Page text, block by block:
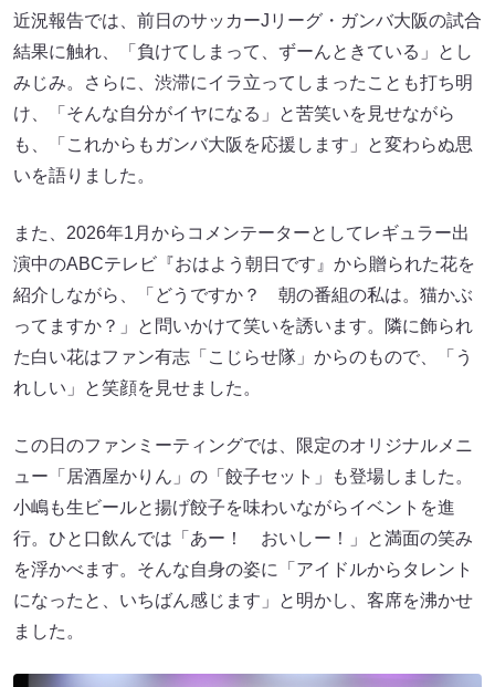
近況報告では、前日のサッカーJリーグ・ガンバ大阪の試合
結果に触れ、「負けてしまって、ずーんときている」とし
みじみ。さらに、渋滞にイラ立ってしまったことも打ち明
け、「そんな自分がイヤになる」と苦笑いを見せながら
も、「これからもガンバ大阪を応援します」と変わらぬ思
いを語りました。
また、2026年1月からコメンテーターとしてレギュラー出
演中のABCテレビ『おはよう朝日です』から贈られた花を
紹介しながら、「どうですか？ 朝の番組の私は。猫かぶ
ってますか？」と問いかけて笑いを誘います。隣に飾られ
た白い花はファン有志「こじらせ隊」からのもので、「う
れしい」と笑顔を見せました。
この日のファンミーティングでは、限定のオリジナルメニ
ュー「居酒屋かりん」の「餃子セット」も登場しました。
小嶋も生ビールと揚げ餃子を味わいながらイベントを進
行。ひと口飲んでは「あー！ おいしー！」と満面の笑み
を浮かべます。そんな自身の姿に「アイドルからタレント
になったと、いちばん感じます」と明かし、客席を沸かせ
ました。